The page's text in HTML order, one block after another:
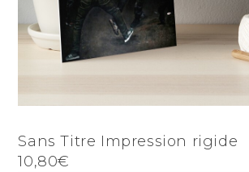
Sans Titre Impression rigide
10,80€